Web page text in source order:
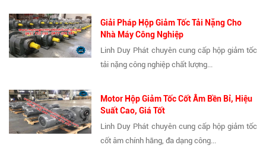
Giải Pháp Hộp Giảm Tốc Tải Nặng Cho
Nhà Máy Công Nghiệp
Linh Duy Phát chuyên cung cấp hộp giảm tốc
tải nặng công nghiệp chất lượng...
Motor Hộp Giảm Tốc Cốt Âm Bền Bỉ, Hiệu
Suất Cao, Giá Tốt
Linh Duy Phát chuyên cung cấp hộp giảm tốc
cốt âm chính hãng, đa dạng công...